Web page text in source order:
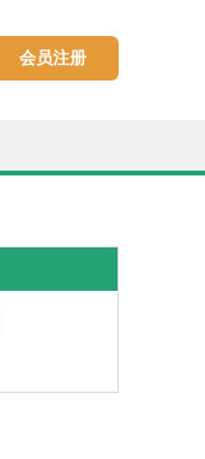
会员注册